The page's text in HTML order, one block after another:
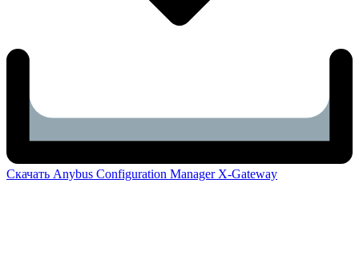
Скачать Anybus Configuration Manager X-Gateway